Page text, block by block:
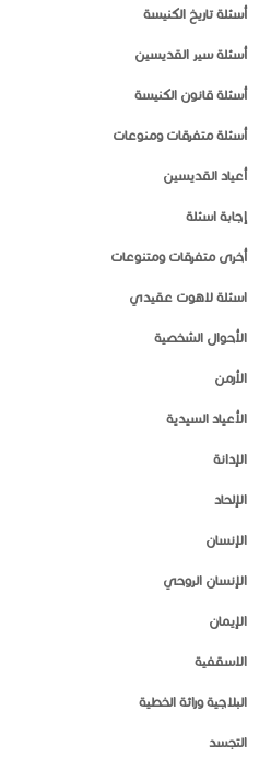
أسئلة تاريخ الكنيسة
أسئلة سير القديسين
أسئلة قانون الكنيسة
أسئلة متفرقات ومنوعات
أعياد القديسين
إجابة اسئلة
أخرى متفرقات ومتنوعات
اسئلة لاهوت عقيدي
الأحوال الشخصية
الأرمن
الأعياد السيدية
الإدانة
الإلحاد
الإنسان
الإنسان الروحي
الإيمان
الاسقفية
البلاجية وراثة الخطية
التجسد